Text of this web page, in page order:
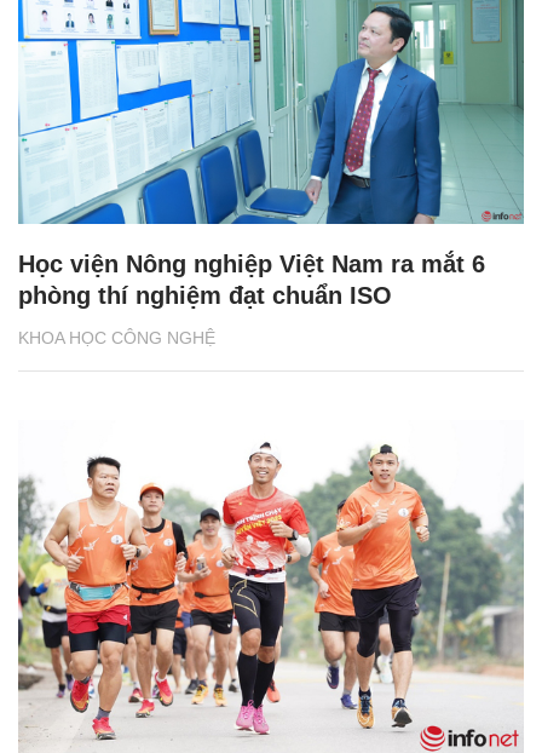
KHOA HỌC CÔNG NGHỆ
Học viện Nông nghiệp Việt Nam ra mắt 6
phòng thí nghiệm đạt chuẩn ISO